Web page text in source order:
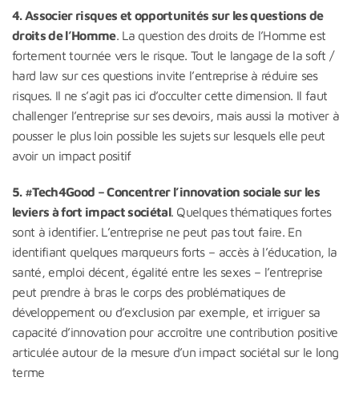
4. Associer risques et opportunités sur les questions de
droits de l’Homme. La question des droits de l’Homme est
fortement tournée vers le risque. Tout le langage de la soft /
hard law sur ces questions invite l’entreprise à réduire ses
risques. Il ne s’agit pas ici d’occulter cette dimension. Il faut
challenger l’entreprise sur ses devoirs, mais aussi la motiver à
pousser le plus loin possible les sujets sur lesquels elle peut
avoir un impact positif
5. #Tech4Good – Concentrer l’innovation sociale sur les
leviers à fort impact sociétal. Quelques thématiques fortes
sont à identifier. L’entreprise ne peut pas tout faire. En
identifiant quelques marqueurs forts – accès à l’éducation, la
santé, emploi décent, égalité entre les sexes – l’entreprise
peut prendre à bras le corps des problématiques de
développement ou d’exclusion par exemple, et irriguer sa
capacité d’innovation pour accroître une contribution positive
articulée autour de la mesure d’un impact sociétal sur le long
terme